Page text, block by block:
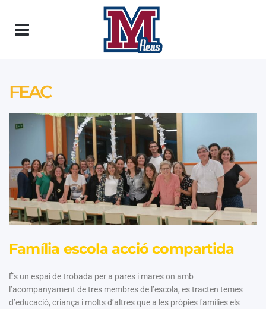
FEAC
Família escola acció compartida
És un espai de trobada per a pares i mares on amb
l’acompanyament de tres membres de l’escola, es tracten temes
d’educació, criança i molts d’altres que a les pròpies famílies els